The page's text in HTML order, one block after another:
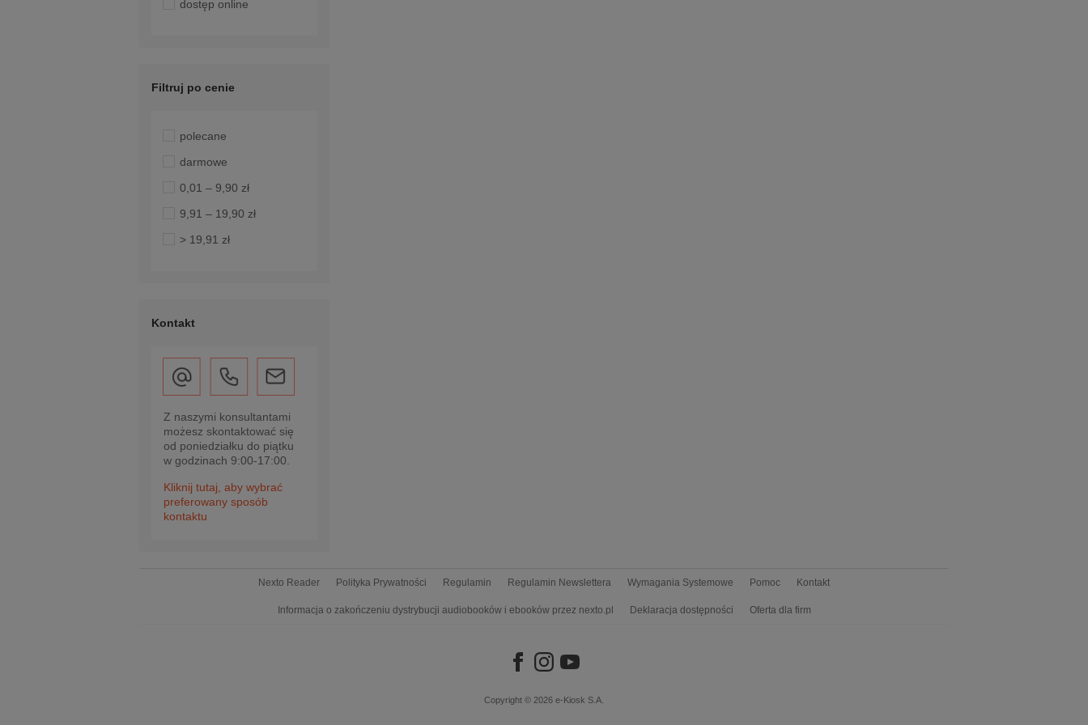
dostęp online
Filtruj po cenie
polecane
darmowe
0,01 – 9,90 zł
9,91 – 19,90 zł
> 19,91 zł
Kontakt
Z naszymi konsultantami
możesz skontaktować się
od poniedziałku do piątku
w godzinach 9:00-17:00.
Kliknij tutaj, aby wybrać
preferowany sposób
kontaktu
Nexto Reader Polityka Prywatności Regulamin Regulamin Newslettera Wymagania Systemowe Pomoc Kontakt
Informacja o zakończeniu dystrybucji audiobooków i ebooków przez nexto.pl Deklaracja dostępności Oferta dla firm
Copyright © 2026 e-Kiosk S.A.